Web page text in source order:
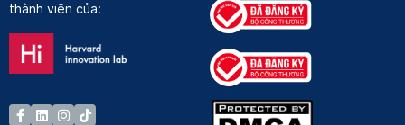
thành viên của: